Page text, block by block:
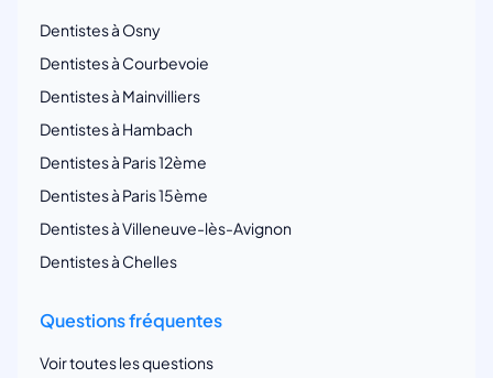
Dentistes à Osny
Dentistes à Courbevoie
Dentistes à Mainvilliers
Dentistes à Hambach
Dentistes à Paris 12ème
Dentistes à Paris 15ème
Dentistes à Villeneuve-lès-Avignon
Dentistes à Chelles
Questions fréquentes
Voir toutes les questions